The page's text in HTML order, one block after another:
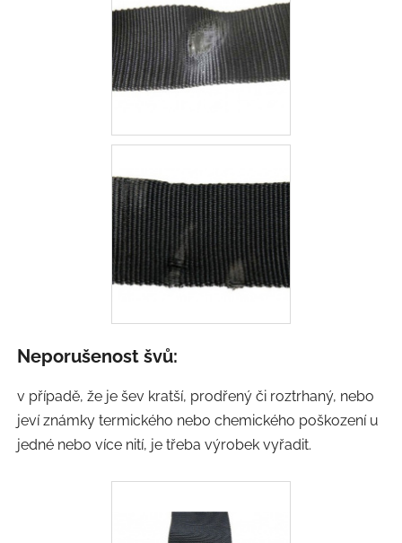
Neporušenost švů:
v případě, že je šev kratší, prodřený či roztrhaný, nebo
jeví známky termického nebo chemického poškození u
jedné nebo více nití, je třeba výrobek vyřadit.